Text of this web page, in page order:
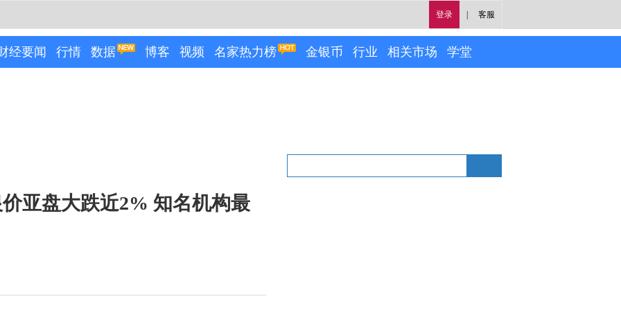
登录 客服
经要闻 行情 数据 博客 视频 名家热力榜 金银币 行业 相关市场 学堂
亚盘大跌近2% 知名机构最